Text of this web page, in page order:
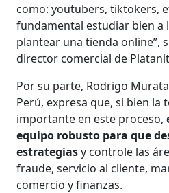
como: youtubers, tiktokers,
fundamental estudiar bien a
plantear una tienda online”,
director comercial de
Por su parte, Rodrigo
Perú, expresa que, si bien la
importante en este proceso,
equipo robusto para que
estrategiasy controle las
fraude, servicio al cliente,
comercio y finanzas.